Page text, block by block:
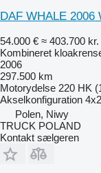
DAF WHALE
54.000 € ≈ 403.700 kr.
Kombineret
2006
297.500 km
Motorydelse 220 HK
Akselkonfiguration 4x2
Polen, Niwy
TRUCK POLAND
Kontakt sælgeren